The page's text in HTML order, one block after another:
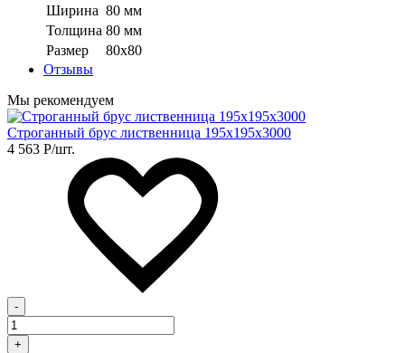
Ширина 80 мм
Толщина 80 мм
Размер
80х80
Отзывы
Мы рекомендуем
Строганный брус лиственница 195х195х3000
4 563 Р/шт.
-
+